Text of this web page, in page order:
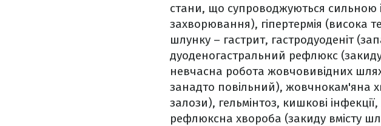
стани, що супроводжуються сильною
захворювання), гіпертермія (висока
шлунку – гастрит, гастродуоденіт
дуоденогастральний рефлюкс
невчасна робота жовчовивідних
занадто повільний), жовчнокам'яна
залози), гельмінтоз, кишкові
рефлюксна хвороба (закиду вмісту